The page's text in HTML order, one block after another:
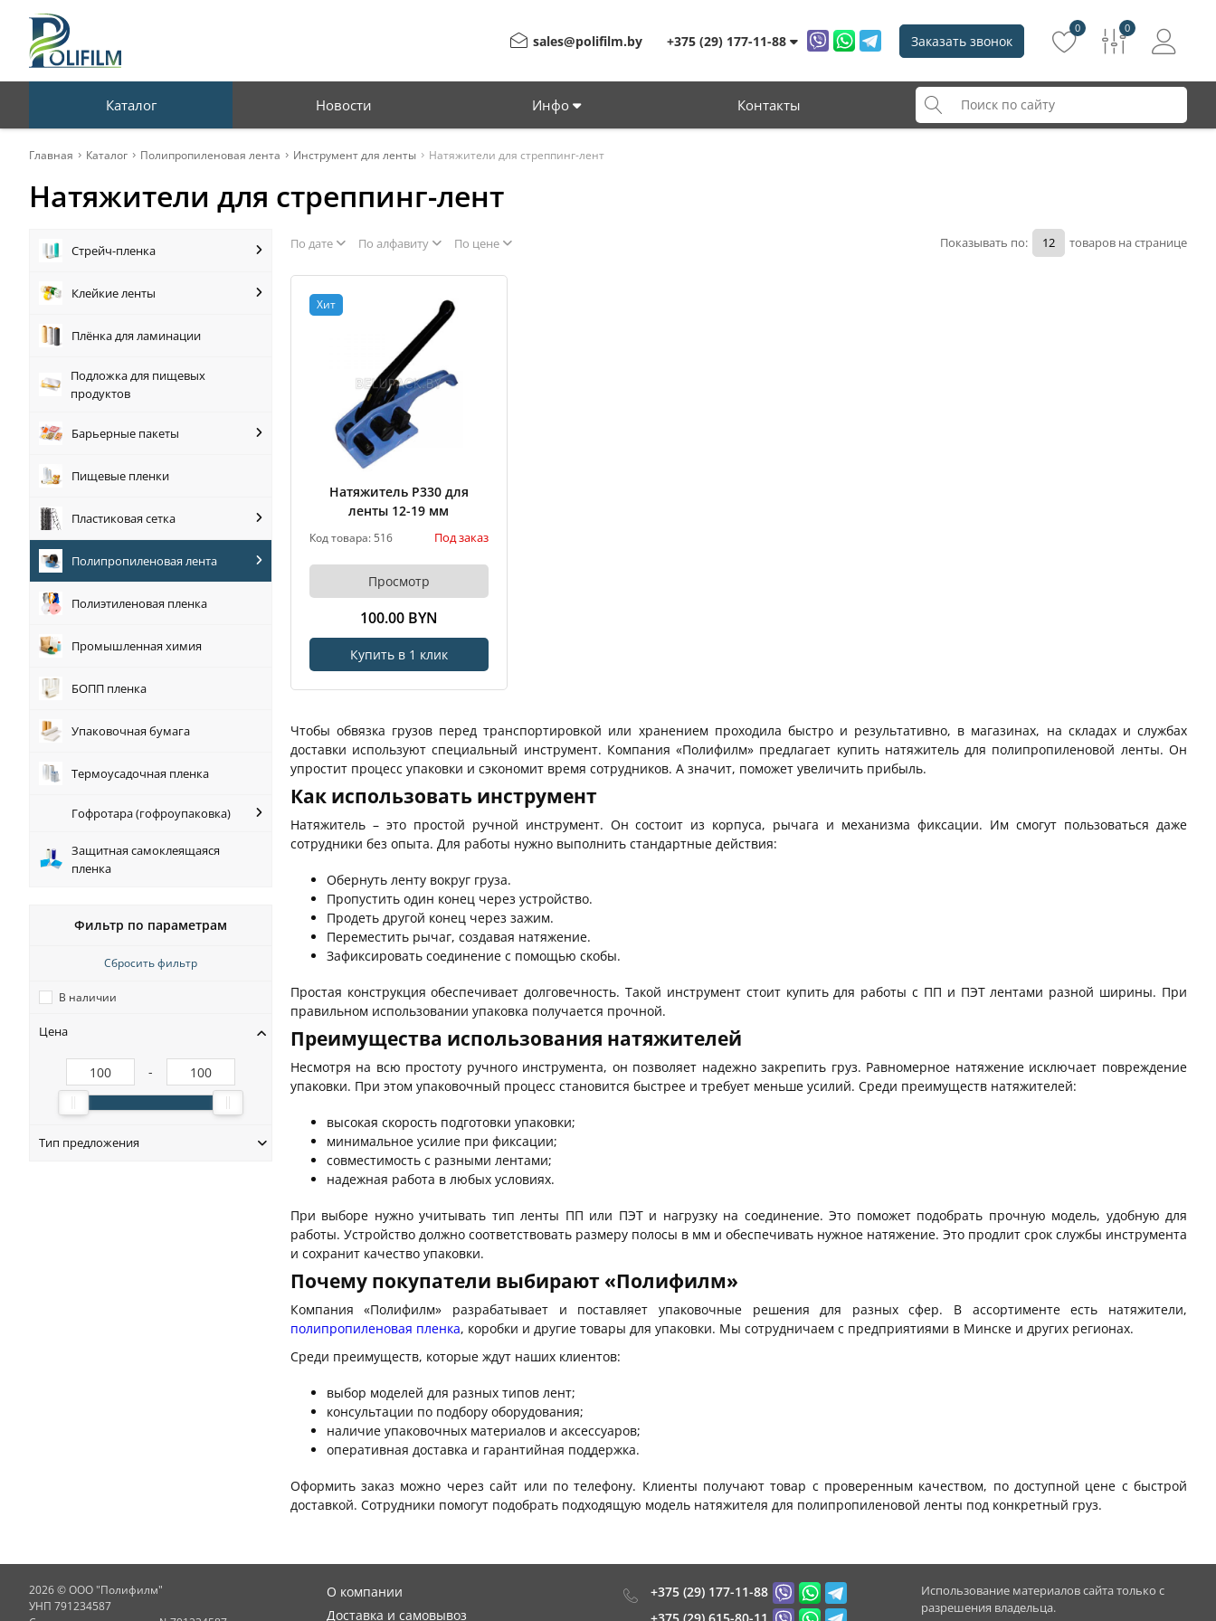
sales@polifilm.by +375 (29) 177-11-88 Заказать звонок
0 0
Каталог Новости Инфо Контакты
Главная Каталог Полипропиленовая лента Инструмент для ленты Натяжители для стреппинг-лент
Натяжители для стреппинг-лент
Стрейч-пленка
Клейкие ленты
Плёнка для ламинации
Подложка для пищевых
продуктов
Барьерные пакеты
Пищевые пленки
Пластиковая сетка
Полипропиленовая лента
Полиэтиленовая пленка
Промышленная химия
БОПП пленка
Упаковочная бумага
Термоусадочная пленка
Гофротара (гофроупаковка)
Защитная самоклеящаяся
пленка
Фильтр по параметрам
Сбросить фильтр
В наличии
Цена
-
Тип предложения
По дате По алфавиту По цене Показывать по: товаров на странице
Хит
Натяжитель Р330 для
ленты 12-19 мм
Код товара: 516 Под заказ
Просмотр
100.00 BYN
Купить в 1 клик
Чтобы обвязка грузов перед транспортировкой или хранением проходила быстро и результативно, в магазинах, на складах и службах
доставки используют специальный инструмент. Компания «Полифилм» предлагает купить натяжитель для полипропиленовой ленты. Он
упростит процесс упаковки и сэкономит время сотрудников. А значит, поможет увеличить прибыль.
Как использовать инструмент
Натяжитель – это простой ручной инструмент. Он состоит из корпуса, рычага и механизма фиксации. Им смогут пользоваться даже
сотрудники без опыта. Для работы нужно выполнить стандартные действия:
Обернуть ленту вокруг груза.
Пропустить один конец через устройство.
Продеть другой конец через зажим.
Переместить рычаг, создавая натяжение.
Зафиксировать соединение с помощью скобы.
Простая конструкция обеспечивает долговечность. Такой инструмент стоит купить для работы с ПП и ПЭТ лентами разной ширины. При
правильном использовании упаковка получается прочной.
Преимущества использования натяжителей
Несмотря на всю простоту ручного инструмента, он позволяет надежно закрепить груз. Равномерное натяжение исключает повреждение
упаковки. При этом упаковочный процесс становится быстрее и требует меньше усилий. Среди преимуществ натяжителей:
высокая скорость подготовки упаковки;
минимальное усилие при фиксации;
совместимость с разными лентами;
надежная работа в любых условиях.
При выборе нужно учитывать тип ленты ПП или ПЭТ и нагрузку на соединение. Это поможет подобрать прочную модель, удобную для
работы. Устройство должно соответствовать размеру полосы в мм и обеспечивать нужное натяжение. Это продлит срок службы инструмента
и сохранит качество упаковки.
Почему покупатели выбирают «Полифилм»
Компания «Полифилм» разрабатывает и поставляет упаковочные решения для разных сфер. В ассортименте есть натяжители,
полипропиленовая пленка, коробки и другие товары для упаковки. Мы сотрудничаем с предприятиями в Минске и других регионах.
Среди преимуществ, которые ждут наших клиентов:
выбор моделей для разных типов лент;
консультации по подбору оборудования;
наличие упаковочных материалов и аксессуаров;
оперативная доставка и гарантийная поддержка.
Оформить заказ можно через сайт или по телефону. Клиенты получают товар с проверенным качеством, по доступной цене с быстрой
доставкой. Сотрудники помогут подобрать подходящую модель натяжителя для полипропиленовой ленты под конкретный груз.
2026 © ООО "Полифилм"
УНП 791234587
О компании
Доставка и самовывоз
+375 (29) 177-11-88
Использование материалов сайта только с
разрешения владельца.